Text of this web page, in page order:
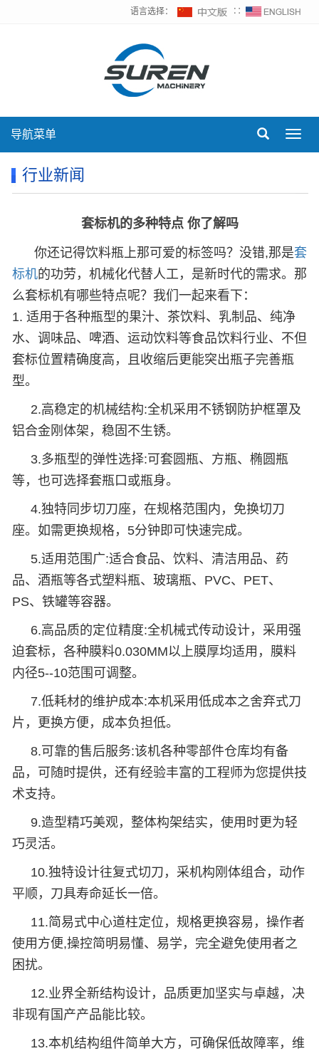
语言选择： ∷
导航菜单
行业新闻
套标机的多种特点 你了解吗
你还记得饮料瓶上那可爱的标签吗？没错,那是套
标机的功劳，机械化代替人工，是新时代的需求。那
么套标机有哪些特点呢？我们一起来看下：
1. 适用于各种瓶型的果汁、茶饮料、乳制品、纯净
水、调味品、啤酒、运动饮料等食品饮料行业、不但
套标位置精确度高，且收缩后更能突出瓶子完善瓶
型。
2.高稳定的机械结构:全机采用不锈钢防护框罩及
铝合金刚体架，稳固不生锈。
3.多瓶型的弹性选择:可套圆瓶、方瓶、椭圆瓶
等，也可选择套瓶口或瓶身。
4.独特同步切刀座，在规格范围内，免换切刀
座。如需更换规格，5分钟即可快速完成。
5.适用范围广:适合食品、饮料、清洁用品、药
品、酒瓶等各式塑料瓶、玻璃瓶、PVC、PET、
PS、铁罐等容器。
6.高品质的定位精度:全机械式传动设计，采用强
迫套标，各种膜料0.030MM以上膜厚均适用，膜料
内径5--10范围可调整。
7.低耗材的维护成本:本机采用低成本之舍弃式刀
片，更换方便，成本负担低。
8.可靠的售后服务:该机各种零部件仓库均有备
品，可随时提供，还有经验丰富的工程师为您提供技
术支持。
9.造型精巧美观，整体构架结实，使用时更为轻
巧灵活。
10.独特设计往复式切刀，采机构刚体组合，动作
平顺，刀具寿命延长一倍。
11.简易式中心道柱定位，规格更换容易，操作者
使用方便,操控简明易懂、易学，完全避免使用者之
困扰。
12.业界全新结构设计，品质更加坚实与卓越，决
非现有国产产品能比较。
13.本机结构组件简单大方，可确保低故障率，维